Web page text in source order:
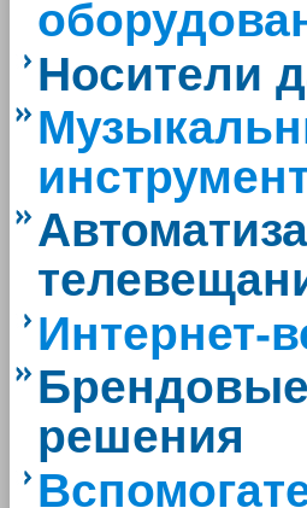
Носители
Интернет-
Брендовые
решения